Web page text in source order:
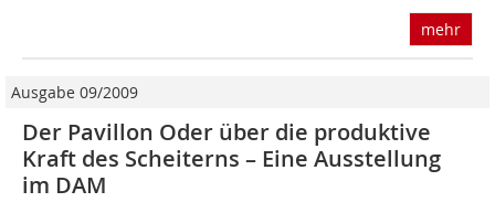
mehr
Ausgabe 09/2009
Der Pavillon Oder über die produktive
Kraft des Scheiterns – Eine Ausstellung
im DAM